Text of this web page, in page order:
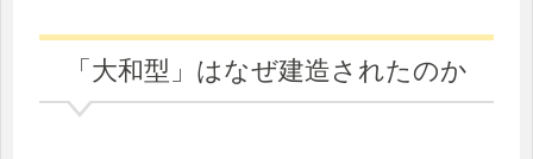
「大和型」はなぜ建造されたのか